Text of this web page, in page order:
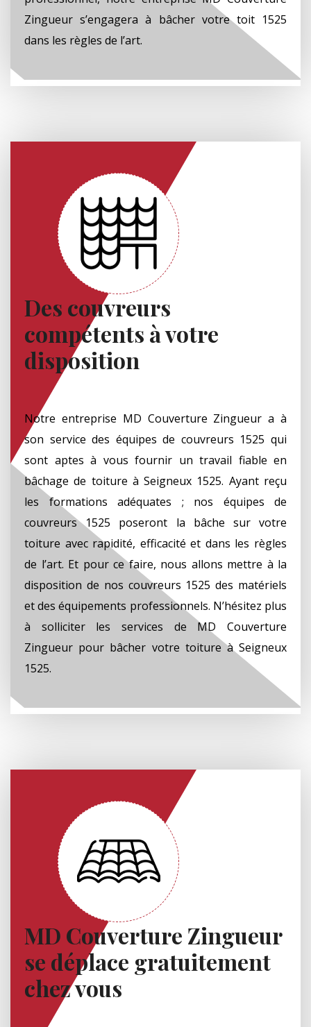
Zingueur s’engagera à bâcher votre toit 1525
dans les règles de l’art.
Des couvreurs
compétents à votre
disposition
Notre entreprise MD Couverture Zingueur a à
son service des équipes de couvreurs 1525 qui
sont aptes à vous fournir un travail fiable en
bâchage de toiture à Seigneux 1525. Ayant reçu
les formations adéquates ; nos équipes de
couvreurs 1525 poseront la bâche sur votre
toiture avec rapidité, efficacité et dans les règles
de l’art. Et pour ce faire, nous allons mettre à la
disposition de nos couvreurs 1525 des matériels
et des équipements professionnels. N’hésitez plus
à solliciter les services de MD Couverture
Zingueur pour bâcher votre toiture à Seigneux
1525.
MD Couverture Zingueur
se déplace gratuitement
chez vous